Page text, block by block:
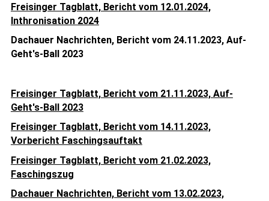
Freisinger Tagblatt, Bericht vom 12.01.2024,
Inthronisation 2024
Dachauer Nachrichten, Bericht vom 24.11.2023, Auf-
Geht's-Ball 2023
Freisinger Tagblatt, Bericht vom 21.11.2023, Auf-
Geht's-Ball 2023
Freisinger Tagblatt, Bericht vom 14.11.2023,
Vorbericht Faschingsauftakt
Freisinger Tagblatt, Bericht vom 21.02.2023,
Faschingszug
Dachauer Nachrichten, Bericht vom 13.02.2023,